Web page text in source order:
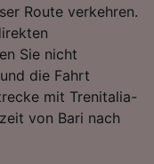
Route verkehren.
Sie nicht
die Fahrt
mit Trenitalia-
von Bari nach
Zugriff auf
Messung
von